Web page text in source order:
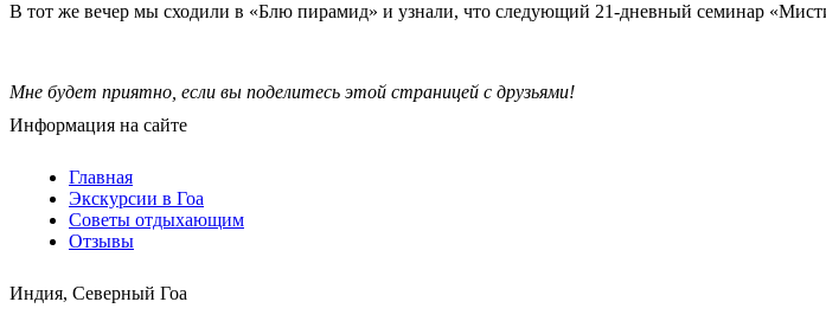
В тот же вечер мы сходили в «Блю пирамид» и узнали, что следующий 21-дневный семинар
Мне будет приятно, если вы поделитесь этой страницей с друзьями!
Информация на сайте
Главная
Экскурсии в Гоа
Советы отдыхающим
Отзывы
Индия, Северный Гоа